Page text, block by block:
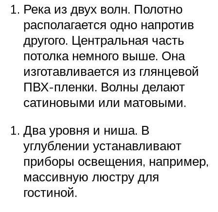
Река из двух волн. Полотно
располагается одно напротив
другого. Центральная часть
потолка немного выше. Она
изготавливается из глянцевой
ПВХ-пленки. Волны делают
сатиновыми или матовыми.
Два уровня и ниша. В
углублении устанавливают
приборы освещения, например,
массивную люстру для
гостиной.